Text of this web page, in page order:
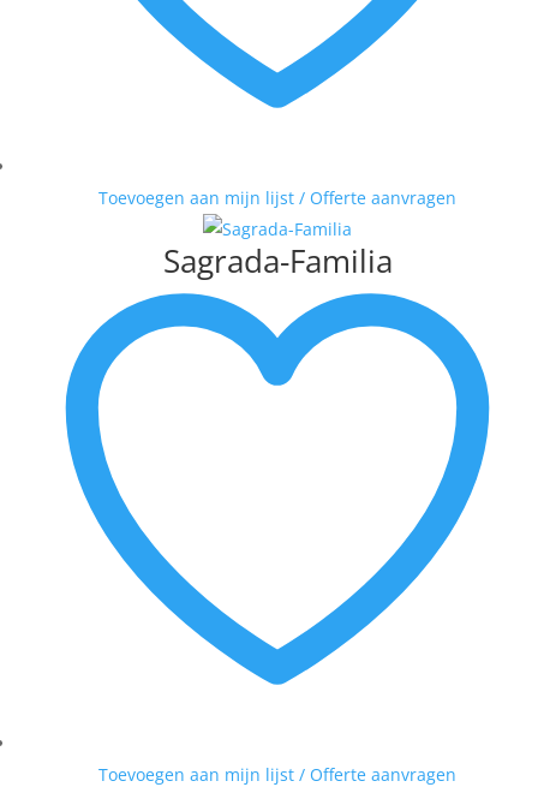
Toevoegen aan mijn lijst / Offerte aanvragen
Sagrada-Familia
Toevoegen aan mijn lijst / Offerte aanvragen